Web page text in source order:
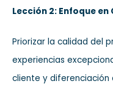
Lección 2: Enfoque
Priorizar la calidad del
experiencias
cliente y diferenciación